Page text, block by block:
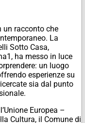
un racconto che
La
Sotto Casa,
ha messo in luce
un luogo
esperienze su
sia dal punto
Europea –
Cultura, il Comune di